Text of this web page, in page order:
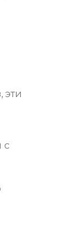
эти
с